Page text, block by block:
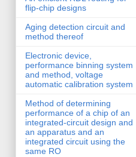
flip-chip designs
Aging detection circuit and
method thereof
Electronic device,
performance binning system
and method, voltage
automatic calibration system
Method of determining
performance of a chip of an
integrated-circuit design and
an apparatus and an
integrated circuit using the
same RO